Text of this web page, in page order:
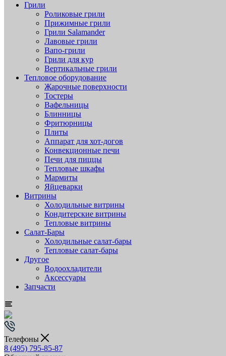
Грили
Роликовые грили
Прижимные грили
Грили Salamander
Лавовые грили
Вапо-грили
Грили для кур
Вертикальные грили
Тепловое оборудование
Жарочные поверхности
Тостеры
Вафельницы
Блинницы
Фритюрницы
Плиты
Аппарат для хот-догов
Конвекционные печи
Печи для пиццы
Тепловые шкафы
Мармиты
Яйцеварки
Витрины
Холодильные витрины
Кондитерские витрины
Тепловые витрины
Салат-Бары
Холодильные салат-бары
Тепловые салат-бары
Другое
Водоохладители
Аксессуары
Запчасти
Телефоны
8 (495) 795-85-87